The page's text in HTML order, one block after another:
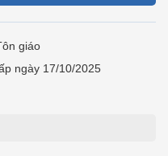
giáo
ngày 17/10/2025